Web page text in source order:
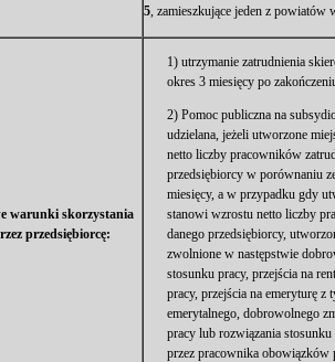
5, zamieszkujące jeden z
warunki skorzystania
przedsiębiorcę:
1) utrzymanie zatrudnienia
okres 3 miesięcy po
2) Pomoc publiczna na
udzielana, jeżeli utworzone
netto liczby pracowników
przedsiębiorcy w porównaniu
miesięcy, a w przypadku gdy
stanowi wzrostu netto liczby
danego przedsiębiorcy,
zwolnione w następstwie
stosunku pracy, przejścia na
pracy, przejścia na emeryturę z
emerytalnego, dobrowolnego
pracy lub rozwiązania
przez pracownika obowiązków